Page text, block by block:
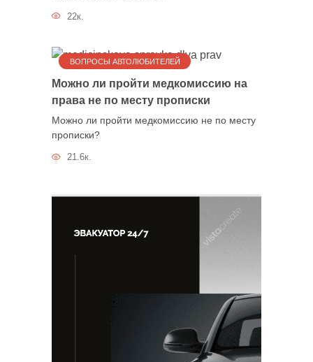
22к.
ВОПРОСЫ АВТОЛЮБИТЕЛЕЙ
Можно ли пройти медкомиссию на
права не по месту прописки
Можно ли пройти медкомиссию не по месту
прописки?
21.6к.